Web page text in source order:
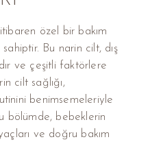
özel bir bakım
Bu narin cilt, dış
ve çeşitli faktörlere
cilt sağlığı,
benimsemeleriyle
bölümde, bebeklerin
ve doğru bakım